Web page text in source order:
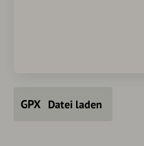
Datei laden